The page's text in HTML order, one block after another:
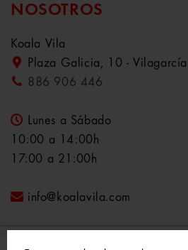
NOSOTROS
Koala Vila
Plaza Galicia, 10 - Vilagarcía
886 906 446
Lunes a Sábado
10:00 a 14:00h
17:00 a 21:00h
info@koalavila.com